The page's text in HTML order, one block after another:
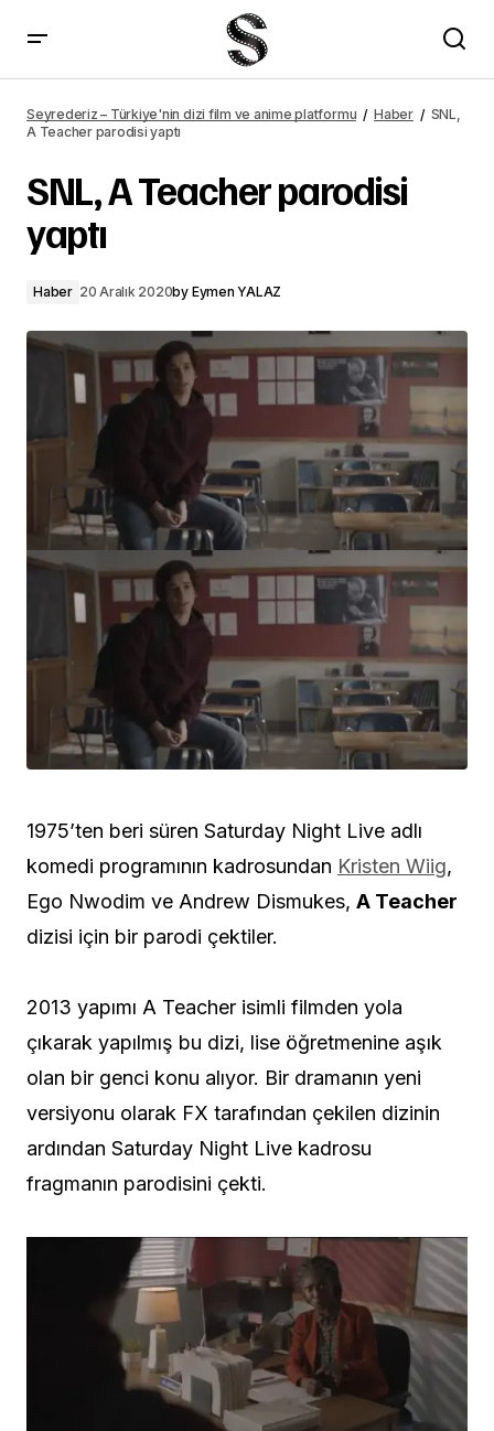
Seyrederiz – Türkiye'nin dizi film ve anime platformu Haber
SNL,
A Teacher parodisi yaptı
SNL, A Teacher parodisi
yaptı
Haber 20 Aralık 2020by Eymen YALAZ
1975’ten beri süren Saturday Night Live adlı
komedi programının kadrosundan Kristen Wiig,
Ego Nwodim ve Andrew Dismukes, A Teacher
dizisi için bir parodi çektiler.
2013 yapımı A Teacher isimli filmden yola
çıkarak yapılmış bu dizi, lise öğretmenine aşık
olan bir genci konu alıyor. Bir dramanın yeni
versiyonu olarak FX tarafından çekilen dizinin
ardından Saturday Night Live kadrosu
fragmanın parodisini çekti.